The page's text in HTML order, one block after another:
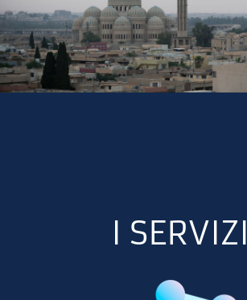
I SERVIZI